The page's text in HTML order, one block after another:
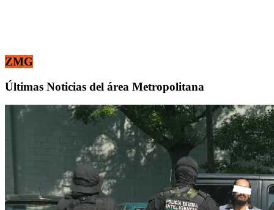
ZMG
Últimas Noticias del área Metropolitana